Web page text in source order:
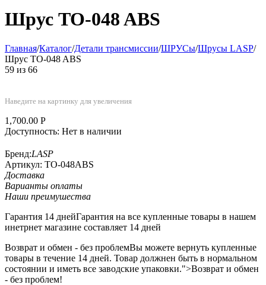
Шрус TO-048 ABS
Главная/Каталог/Детали трансмиссии/ШРУСы/Шрусы LASP/
Шрус TO-048 ABS
59 из 66
Наведите на картинку для увеличения
1,700.00 Р
Доступность: Нет в наличии
Бренд:LASP
Артикул: TO-048ABS
Доставка
Варианты оплаты
Наши преимушества
Гарантия 14 днейГарантия на все купленные товары в нашем
инетрнет магазине составляет 14 дней
Возврат и обмен - без проблемВы можете вернуть купленные
товары в течение 14 дней. Товар должнен быть в нормальном
состоянии и иметь все заводские упаковки.">Возврат и обмен
- без проблем!